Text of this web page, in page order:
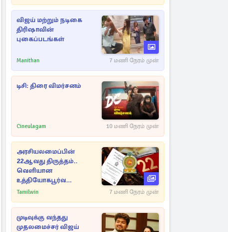
விஜய் மற்றும் நடிகை
திரிஷாவின்
புகைப்படங்கள்
Manithan 7 மணி நேரம் முன்
டிசி: திரை விமர்சனம்
Cineulagam 10 மணி நேரம் முன்
அரசியலமைப்பின்
22ஆவது திருத்தம்..
வெளியான
உத்தியோகபூர்வ
அறிவிப்பு!
Tamilwin 7 மணி நேரம் முன்
முடிவுக்கு வந்தது
முதலமைச்சர் விஜய்